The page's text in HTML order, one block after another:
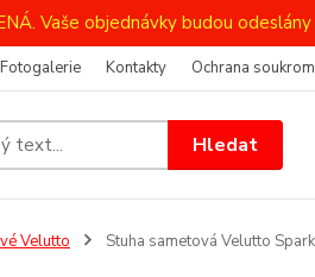
Vaše objednávky budou
Fotogalerie Kontakty Ochrana
Hledat
Velutto Stuha sametová Velutto